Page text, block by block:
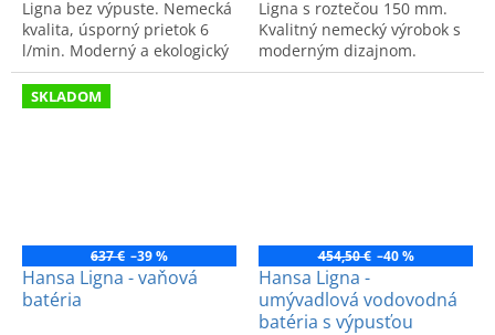
Ligna bez výpuste. Nemecká
kvalita, úsporný prietok 6
l/min. Moderný a ekologický
dizajn vhodný do každej
kúpeľne.
Ligna s roztečou 150 mm.
Kvalitný nemecký výrobok s
moderným dizajnom.
SKLADOM
637 € –39 %
Hansa Ligna - vaňová
batéria
454,50 € –40 %
Hansa Ligna -
umývadlová vodovodná
batéria s výpusťou